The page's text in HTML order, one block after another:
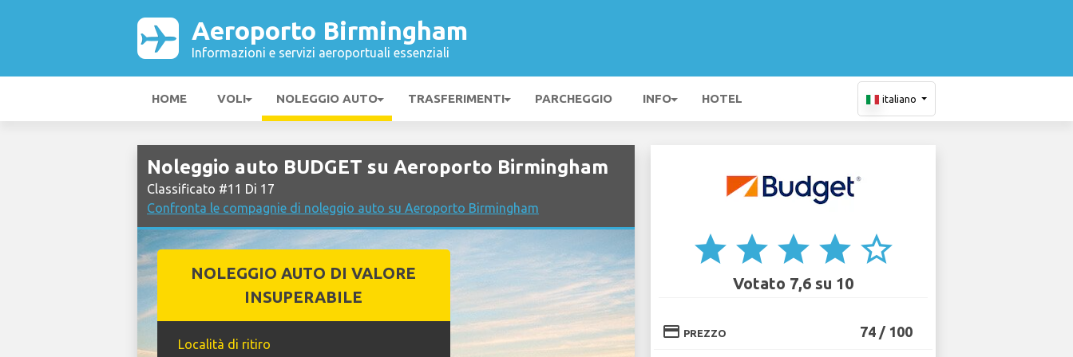
Aeroporto Birmingham
Informazioni e servizi aeroportuali essenziali
HOME VOLI NOLEGGIO AUTO TRASFERIMENTI PARCHEGGIO INFO HOTEL italiano
Noleggio auto BUDGET su Aeroporto Birmingham
Classificato #11 Di 17
Confronta le compagnie di noleggio auto su Aeroporto Birmingham
NOLEGGIO AUTO DI VALORE
INSUPERABILE
Località di ritiro
star star star star star_border
Votato 7,6 su 10
credit_card PREZZO 74 / 100